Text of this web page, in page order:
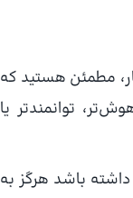
مطمئن هستید که
توانمندتر یا
داشته باشد هرگز به